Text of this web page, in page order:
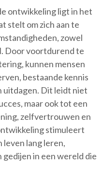
ontwikkeling ligt in het
stelt om zich aan te
zowel
Door voortdurend te
kunnen mensen
bestaande kennis
uitdagen. Dit leidt niet
maar ook tot een
zelfvertrouwen en
stimuleert
lang leren,
in een wereld die